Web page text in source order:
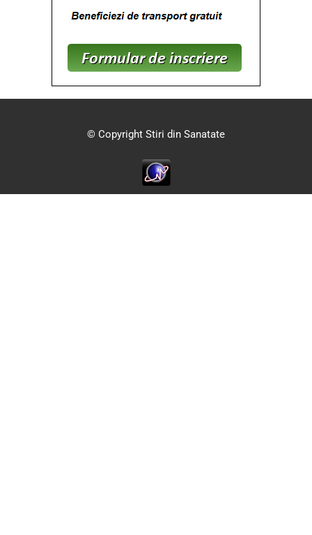
© Copyright Stiri din Sanatate